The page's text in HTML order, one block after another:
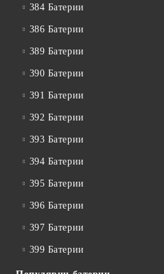
384 Батерии
386 Батерии
389 Батерии
390 Батерии
391 Батерии
392 Батерии
393 Батерии
394 Батерии
395 Батерии
396 Батерии
397 Батерии
399 Батерии